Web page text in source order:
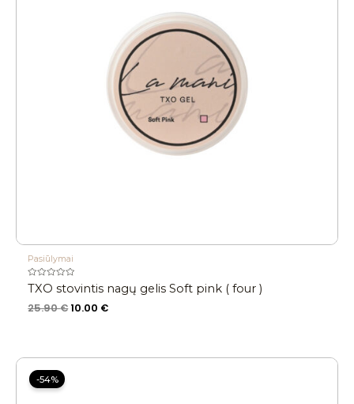
Pasiūlymai
Įvertinimas:
0
5
TXO stovintis nagų gelis Soft pink ( four )
25.90€ 10.00 €
-54%
Price